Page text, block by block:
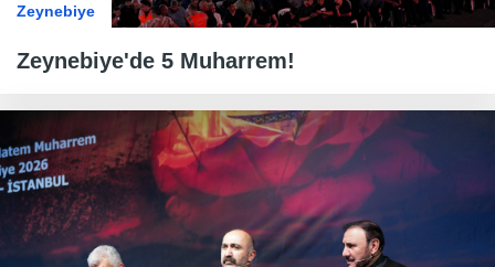
Zeynebiye
Zeynebiye'de 5 Muharrem!